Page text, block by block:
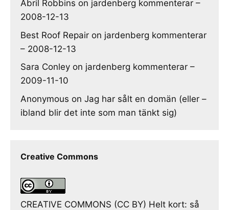
Abril Robbins on jardenberg kommenterar –
2008-12-13
Best Roof Repair on jardenberg kommenterar
– 2008-12-13
Sara Conley on jardenberg kommenterar –
2009-11-10
Anonymous on Jag har sålt en domän (eller –
ibland blir det inte som man tänkt sig)
Creative Commons
CREATIVE COMMONS (CC BY) Helt kort: så